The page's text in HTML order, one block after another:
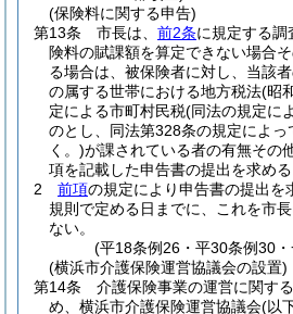
(保険料に関する申告)
第13条
市長は、 前2条に規定する調
険料の賦課額を算定できない場合
る場合は、被保険者に対し、当該
の属する世帯における地方税法(昭
定による市町村民税(同法の規定に
のとし、同法第328条の規定によっ
く。)が課されている者の有無その
項を記載した申告書の提出を求める
2
前項の規定により申告書の提出を
規則で定める日までに、これを市
ない。
(平18条例26・平30条例30
(横浜市介護保険運営協議会の設置)
第14条
介護保険事業の運営に関す
め、横浜市介護保険運営協議会(以